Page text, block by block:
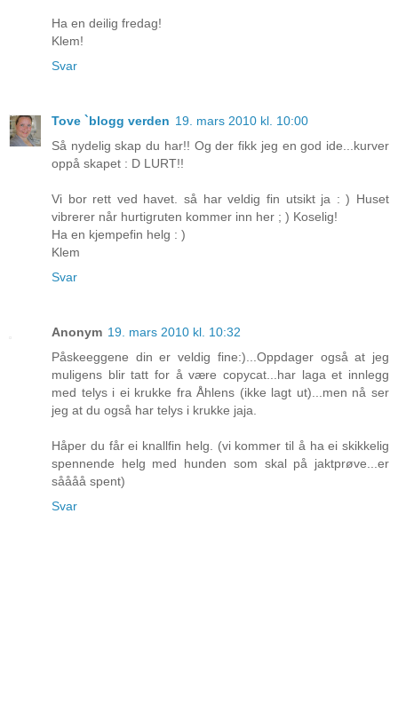
Ha en deilig fredag!
Klem!
Svar
Tove `blogg verden 19. mars 2010 kl. 10:00
Så nydelig skap du har!! Og der fikk jeg en god ide...kurver
oppå skapet : D LURT!!
Vi bor rett ved havet. så har veldig fin utsikt ja : ) Huset
vibrerer når hurtigruten kommer inn her ; ) Koselig!
Ha en kjempefin helg : )
Klem
Svar
Anonym 19. mars 2010 kl. 10:32
Påskeeggene din er veldig fine:)...Oppdager også at jeg
muligens blir tatt for å være copycat...har laga et innlegg
med telys i ei krukke fra Åhlens (ikke lagt ut)...men nå ser
jeg at du også har telys i krukke jaja.
Håper du får ei knallfin helg. (vi kommer til å ha ei skikkelig
spennende helg med hunden som skal på jaktprøve...er
såååå spent)
Svar